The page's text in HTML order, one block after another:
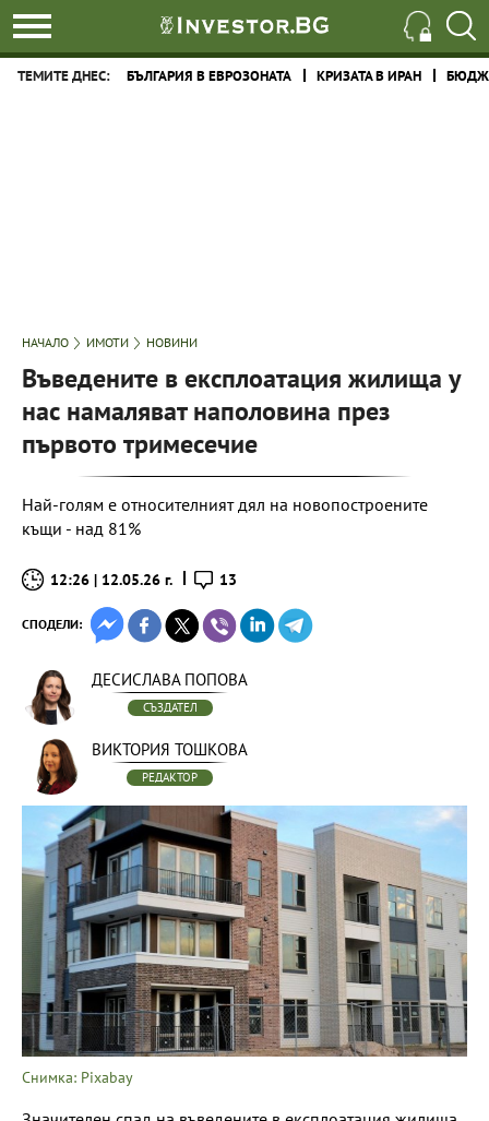
ТЕМИТЕ ДНЕС: БЪЛГАРИЯ В ЕВРОЗОНАТА КРИЗАТА В ИРАН
НАЧАЛО ИМОТИ НОВИНИ
Въведените в експлоатация жилища у
нас намаляват наполовина през
първото тримесечие
Най-голям е относителният дял на новопостроените
къщи - над 81%
12:26 | 12.05.26 г. 13
СПОДЕЛИ:
ДЕСИСЛАВА ПОПОВА
СЪЗДАТЕЛ
ВИКТОРИЯ ТОШКОВА
РЕДАКТОР
Снимка: Pixabay